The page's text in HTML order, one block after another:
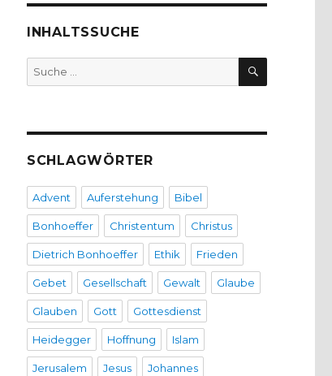
INHALTSSUCHE
Suche
nach:
SUCHEN
SCHLAGWÖRTER
Advent Auferstehung Bibel
Bonhoeffer Christentum Christus
Dietrich Bonhoeffer Ethik Frieden
Gebet Gesellschaft Gewalt Glaube
Glauben Gott Gottesdienst
Heidegger Hoffnung Islam
Jerusalem Jesus Johannes